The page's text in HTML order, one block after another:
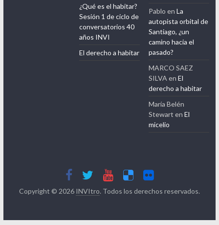
¿Qué es el habitar?
Sesión 1 de ciclo de
conversatorios 40
años INVI
El derecho a habitar
Pablo enLa
autopista orbital de
Santiago, ¿un
camino hacia el
pasado?
MARCO SAEZ
SILVA enEl
derecho a habitar
María Belén
Stewart enEl
micelio
Copyright © 2026 INVItro. Todos los derechos reservados.